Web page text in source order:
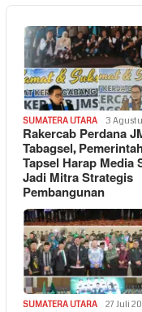
SUMATERA UTARA 3
Rakercab Perdana
Tabagsel, Pemerintah
Tapsel Harap Media
Jadi Mitra Strategis
Pembangunan
SUMATERA UTARA 27 Juli